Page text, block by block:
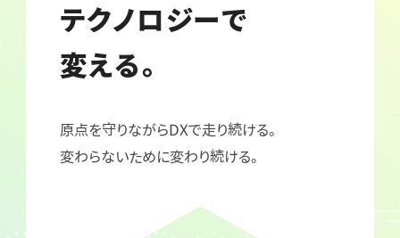
テクノロジーで
変える。
原点を守りながらDXで走り続ける。
変わらないために変わり続ける。